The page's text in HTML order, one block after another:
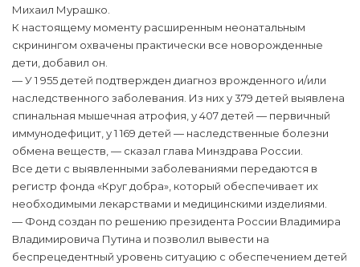
Михаил Мурашко.
К настоящему моменту расширенным неонатальным
скринингом охвачены практически все новорожденные
дети, добавил он.
— У 1 955 детей подтвержден диагноз врожденного и/или
наследственного заболевания. Из них у 379 детей выявлена
спинальная мышечная атрофия, у 407 детей — первичный
иммунодефицит, у 1 169 детей — наследственные болезни
обмена веществ, — сказал глава Минздрава России.
Все дети с выявленными заболеваниями передаются в
регистр фонда «Круг добра», который обеспечивает их
необходимыми лекарствами и медицинскими изделиями.
— Фонд создан по решению президента России Владимира
Владимировича Путина и позволил вывести на
беспрецедентный уровень ситуацию с обеспечением детей